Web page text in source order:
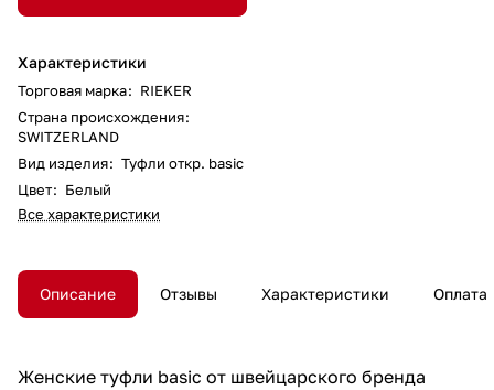
Характеристики
Торговая марка: RIEKER
Страна происхождения:
SWITZERLAND
Вид изделия: Туфли откр. basic
Цвет: Белый
Все характеристики
Описание Отзывы Характеристики Оплата
Женские туфли basic от швейцарского бренда